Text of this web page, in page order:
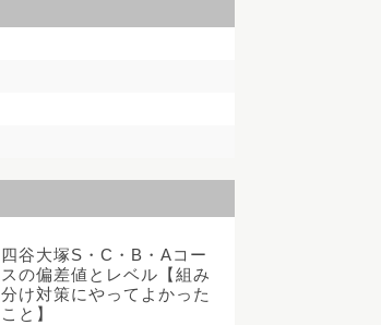
四谷大塚S・C・B・Aコー
スの偏差値とレベル【組み
分け対策にやってよかった
こと】